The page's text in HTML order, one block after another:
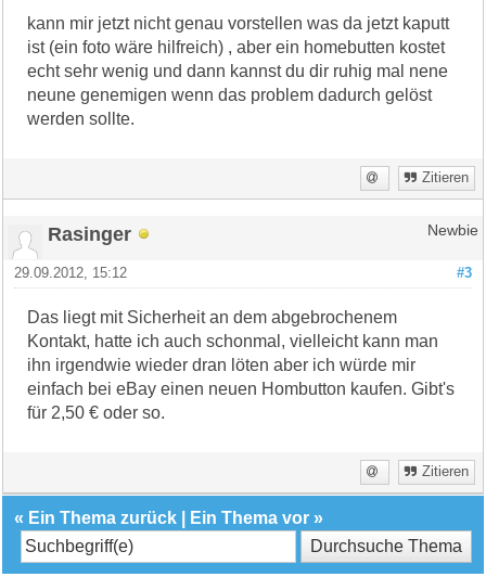
kann mir jetzt nicht genau vorstellen was da jetzt kaputt
ist (ein foto wäre hilfreich) , aber ein homebutten kostet
echt sehr wenig und dann kannst du dir ruhig mal nene
neune genemigen wenn das problem dadurch gelöst
werden sollte.
Zitieren
Rasinger Newbie
#3
29.09.2012, 15:12
Das liegt mit Sicherheit an dem abgebrochenem
Kontakt, hatte ich auch schonmal, vielleicht kann man
ihn irgendwie wieder dran löten aber ich würde mir
einfach bei eBay einen neuen Hombutton kaufen. Gibt's
für 2,50 € oder so.
Zitieren
« Ein Thema zurück Ein Thema vor »